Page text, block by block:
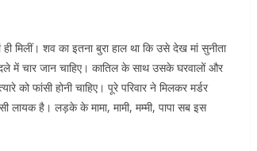
मिलीं। शव का इतना बुरा हाल था कि उसे देख मां सुनीता
में चार जान चाहिए। कातिल के साथ उसके घरवालों और
को फांसी होनी चाहिए। पूरे परिवार ने मिलकर मर्डर
लायक है। लड़के के मामा, मामी, मम्मी, पापा सब इस